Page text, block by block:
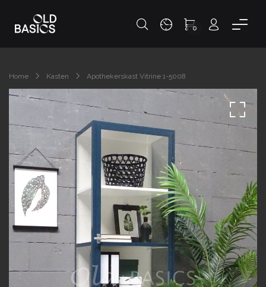
0
Home Kasten Apothekerskast Vitrine 1-5008